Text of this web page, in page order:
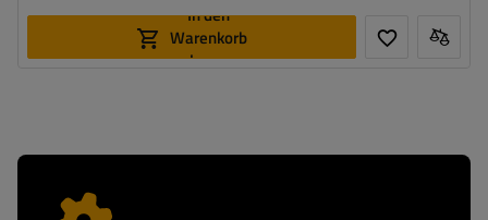
In den
Warenkorb
legen